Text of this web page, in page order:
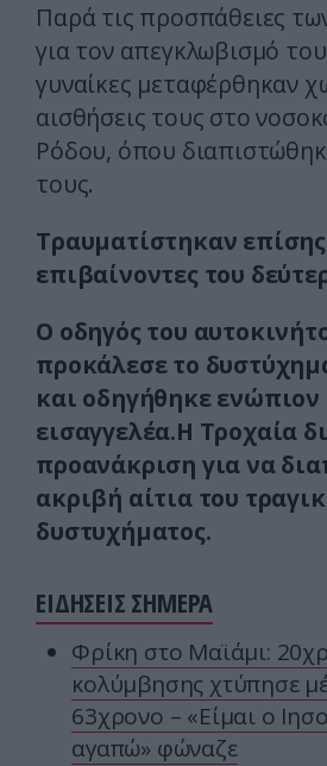
Παρά τις προσπάθειες
για τον απεγκλωβισμό
γυναίκες μεταφέρθηκαν
αισθήσεις τους στο
Ρόδου, όπου
τους.
Τραυματίστηκαν επίσης
επιβαίνοντες του
Ο οδηγός του
προκάλεσε το
και οδηγήθηκε ενώπιον
εισαγγελέα.Η Τροχαία
προανάκριση για να
ακριβή αίτια του
δυστυχήματος.
ΕΙΔΗΣΕΙΣ ΣΗΜΕΡΑ
Φρίκη στο Μαϊάμι:
κολύμβησης χτύπησε
63χρονο – «Είμαι ο
αγαπώ» φώναζε